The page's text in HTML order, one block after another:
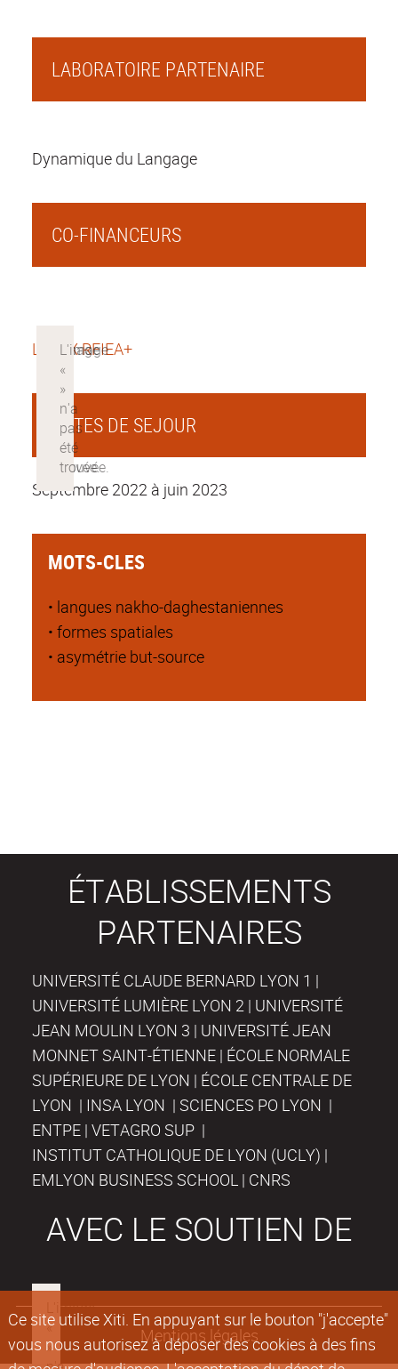
Ce site utilise Xiti. En appuyant sur le bouton "j'accepte"
vous nous autorisez à déposer des cookies à des fins
LABORATOIRE PARTENAIRE
Dynamique du Langage
CO-FINANCEURS
LABEX RFIEA+
DATES DE SEJOUR
Septembre 2022 à juin 2023
MOTS-CLES
• langues nakho-daghestaniennes
• formes spatiales
• asymétrie but-source
ÉTABLISSEMENTS
PARTENAIRES
UNIVERSITÉ CLAUDE BERNARD LYON 1 |
UNIVERSITÉ LUMIÈRE LYON 2 | UNIVERSITÉ
JEAN MOULIN LYON 3 | UNIVERSITÉ JEAN
MONNET SAINT-ÉTIENNE | ÉCOLE NORMALE
SUPÉRIEURE DE LYON | ÉCOLE CENTRALE DE
LYON | INSA LYON | SCIENCES PO LYON |
ENTPE | VETAGRO SUP |
INSTITUT CATHOLIQUE DE LYON (UCLY) |
EMLYON BUSINESS SCHOOL | CNRS
AVEC LE SOUTIEN DE
Mentions légales